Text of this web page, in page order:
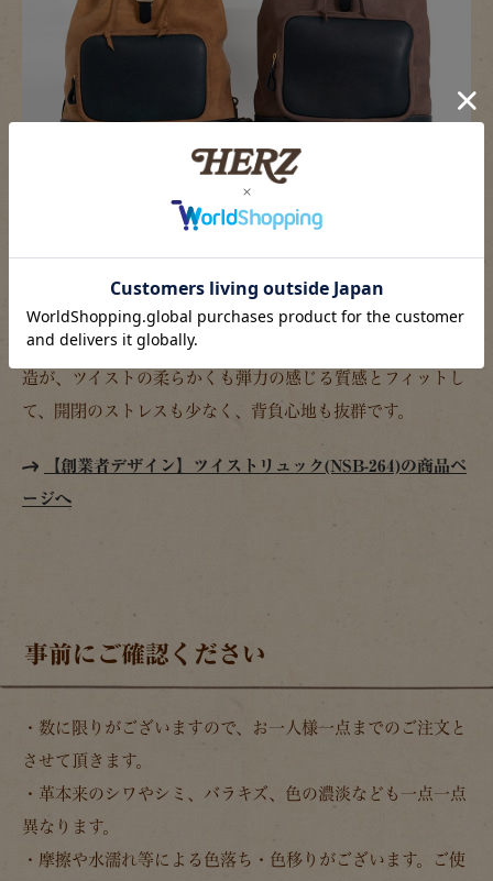
今回はSサイズとMサイズの2サイズを販売いたします。Sサ
イズはA4サイズが気持ちよく入ります。Mサイズではもう少
し余裕を持ってA4ファイルも収納できる程度のサイズ感。
昔ながらのデザインを彷彿とする筒形の上部を紐で絞った構
造が、ツイストの柔らかくも弾力の感じる質感とフィットし
て、開閉のストレスも少なく、背負心地も抜群です。
【創業者デザイン】ツイストリュック(NSB-264)の商品ペ
ージへ
事前にご確認ください
・数に限りがございますので、お一人様一点までのご注文と
させて頂きます。
・革本来のシワやシミ、バラキズ、色の濃淡なども一点一点
異なります。
・摩擦や水濡れ等による色落ち・色移りがございます。ご使